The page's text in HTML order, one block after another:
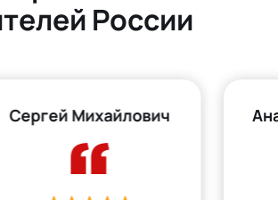
России
Сергей Михайлович